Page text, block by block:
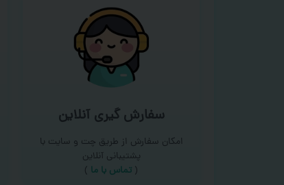
سفارش گیری آنلاین
امکان سفارش از طریق چت و سایت با
پشتیبانی آنلاین
( تماس با ما‌ )